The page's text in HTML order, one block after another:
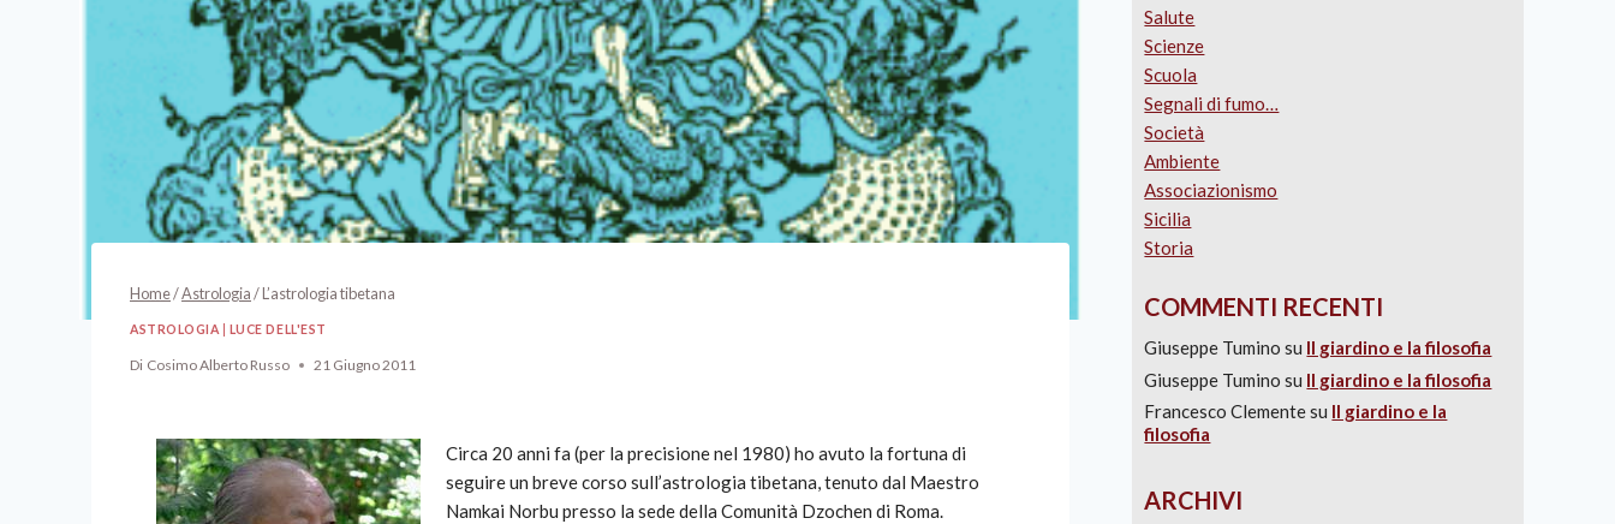
Home/Astrologia/L’astrologia tibetana
ASTROLOGIA LUCE DELL'EST
Di Cosimo Alberto Russo 21 Giugno 2011
Circa 20 anni fa (per la precisione nel 1980) ho avuto la fortuna di
seguire un breve corso sull’astrologia tibetana, tenuto dal Maestro
Namkai Norbu presso la sede della Comunità Dzochen di Roma.
Salute
Scienze
Scuola
Segnali di fumo…
Società
Ambiente
Associazionismo
Sicilia
Storia
COMMENTI RECENTI
Giuseppe Tumino su Il giardino e la filosofia
Giuseppe Tumino su Il giardino e la filosofia
Francesco Clementesu Il giardino e la
filosofia
ARCHIVI